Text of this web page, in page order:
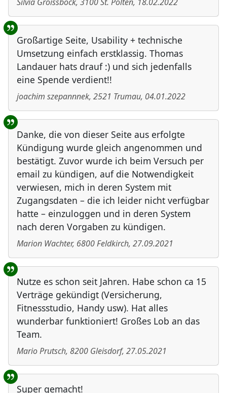
Großartige Seite, Usability + technische
Umsetzung einfach erstklassig. Thomas
Landauer hats drauf :) und sich jedenfalls
eine Spende verdient!!
joachim szepannnek, 2521 Trumau, 04.01.2022
Danke, die von dieser Seite aus erfolgte
Kündigung wurde gleich angenommen und
bestätigt. Zuvor wurde ich beim Versuch per
email zu kündigen, auf die Notwendigkeit
verwiesen, mich in deren System mit
Zugangsdaten – die ich leider nicht verfügbar
hatte – einzuloggen und in deren System
nach deren Vorgaben zu kündigen.
Marion Wachter, 6800Feldkirch, 27.09.2021
Nutze es schon seit Jahren. Habe schon ca 15
Verträge gekündigt (Versicherung,
Fitnessstudio, Handy usw). Hat alles
wunderbar funktioniert! Großes Lob an das
Team.
Mario Prutsch, 8200 Gleisdorf, 27.05.2021
Super gemacht!